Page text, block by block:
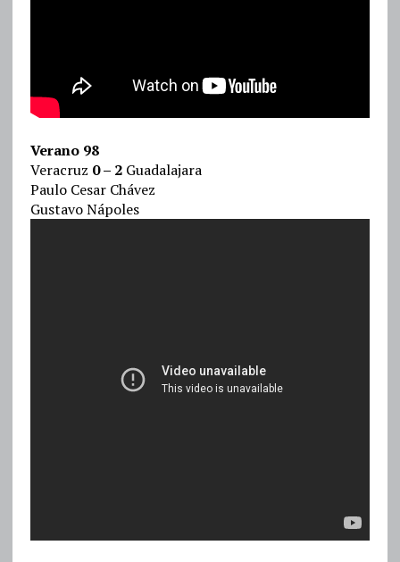
Verano 98
Veracruz 0 – 2Guadalajara
Paulo Cesar Chávez
Gustavo Nápoles